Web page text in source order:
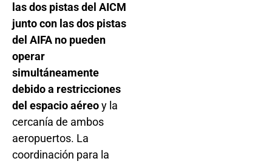
las dos pistas del AICM
junto con las dos pistas
del AIFA no pueden
operar
simultáneamente
debido a restricciones
del espacio aéreoy la
cercanía de ambos
aeropuertos. La
coordinación para la